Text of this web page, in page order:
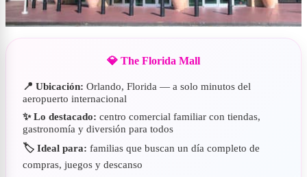
💎 The Florida Mall
📍 Ubicación: Orlando, Florida — a solo minutos del
aeropuerto internacional
✨ Lo destacado: centro comercial familiar con tiendas,
gastronomía y diversión para todos
🏷️ Ideal para: familias que buscan un día completo de
compras, juegos y descanso